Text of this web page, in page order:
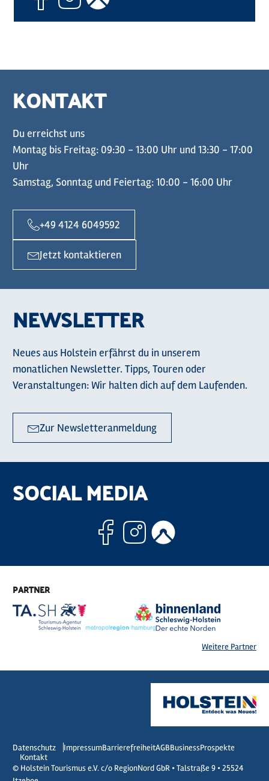
KONTAKT
Du erreichst uns
Montag bis Freitag: 09:30 - 13:00 Uhr und 13:30 - 17:00
Uhr
Samstag, Sonntag und Feiertag: 10:00 - 16:00 Uhr
+49 4124 6049592
Jetzt kontaktieren
NEWSLETTER
Neues aus Holstein erfährst du in unserem
monatlichen Newsletter. Tipps, Touren oder
Veranstaltungen: Wir halten dich auf dem Laufenden.
Zur Newsletteranmeldung
SOCIAL MEDIA
Facebook
Instagram
PARTNER
Weitere Partner
Datenschutz ImpressumBarrierefreiheitAGBBusinessProspekte
Kontakt
© Holstein Tourismus e.V. c/o RegionNord GbR • Talstraße 9 • 25524